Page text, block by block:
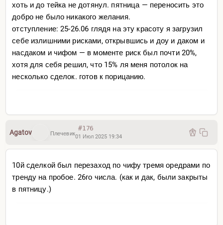
хоть и до тейка не дотянул. пятница — переносить это
добро не было никакого желания.
отступление: 25-26.06 глядя на эту красоту я загрузил
себе излишними рисками, открывшись и доу и даком и
насдаком и чифом — в моменте риск был почти 20%,
хотя для себя решил, что 15% ля меня потолок на
несколько сделок. готов к порицанию.
Agatov Плечевик
#176
01 Июл 2025 19:34
10й сделкой был перезаход по чифу тремя оредрами по
тренду на пробое. 26го числа. (как и дак, были закрыты
в пятницу.)